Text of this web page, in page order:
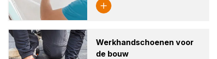
Werk­hand­schoe­nen voor
de bouw